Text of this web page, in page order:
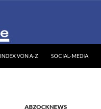
INDEX VON A-Z SOCIAL-MEDIA
ABZOCKNEWS